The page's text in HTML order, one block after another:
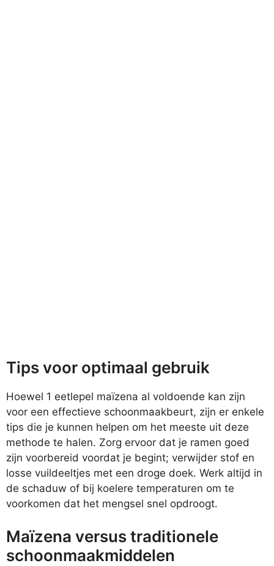
Tips voor optimaal gebruik
Hoewel 1 eetlepel maïzena al voldoende kan zijn
voor een effectieve schoonmaakbeurt, zijn er enkele
tips die je kunnen helpen om het meeste uit deze
methode te halen. Zorg ervoor dat je ramen goed
zijn voorbereid voordat je begint; verwijder stof en
losse vuildeeltjes met een droge doek. Werk altijd in
de schaduw of bij koelere temperaturen om te
voorkomen dat het mengsel snel opdroogt.
Maïzena versus traditionele
schoonmaakmiddelen